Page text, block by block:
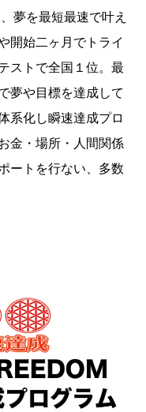
夢を最短最速で叶え
開始二ヶ月でトライ
ストで全国１位。最
夢や目標を達成して
系化し瞬速達成プロ
金・場所・人間関係
ートを行ない、多数